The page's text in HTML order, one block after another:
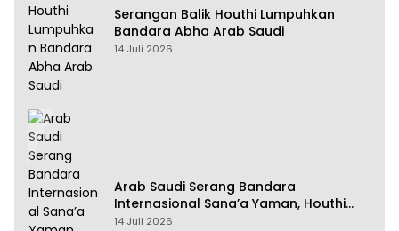
Serangan Balik Houthi Lumpuhkan
Bandara Abha Arab Saudi
14 Juli 2026
Arab Saudi Serang Bandara
Internasional Sana’a Yaman, Houthi
Siap Serang Balik
14 Juli 2026